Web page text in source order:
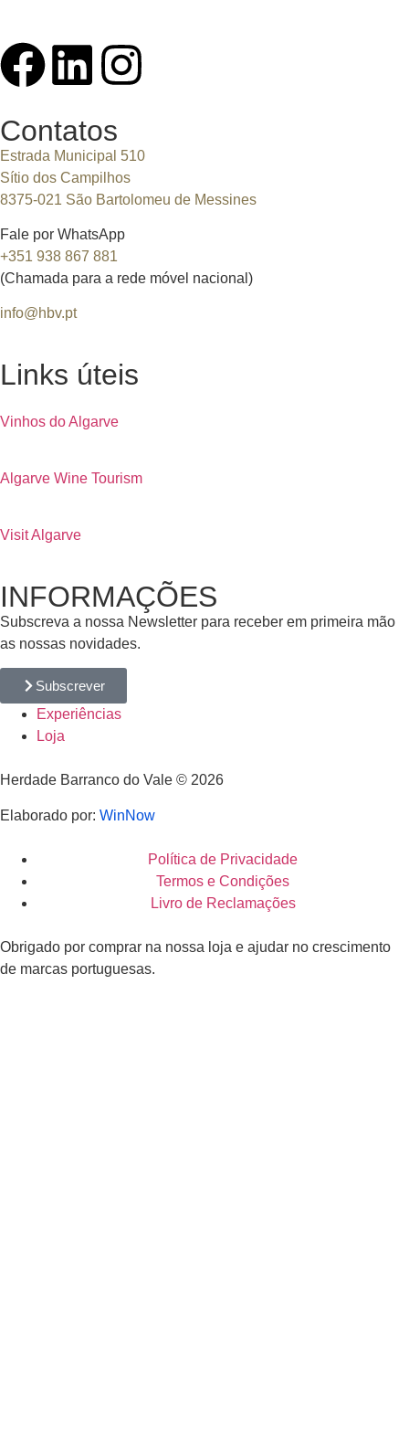
Contatos
Estrada Municipal 510
Sítio dos Campilhos
8375-021 São Bartolomeu de Messines
Fale por WhatsApp
+351 938 867 881
(Chamada para a rede móvel nacional)
info@hbv.pt
Links úteis
Vinhos do Algarve
Algarve Wine Tourism
Visit Algarve
INFORMAÇÕES
Subscreva a nossa Newsletter para receber em primeira mão
as nossas novidades.
Subscrever
Experiências
Loja
Herdade Barranco do Vale © 2026
Elaborado por: WinNow
Política de Privacidade
Termos e Condições
Livro de Reclamações
Obrigado por comprar na nossa loja e ajudar no crescimento
de marcas portuguesas.